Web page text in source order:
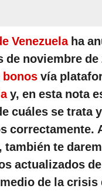
Venezuela ha
de noviembre de
bonos vía
y, en esta nota
cuáles se trata
correctamente.
te
actualizados
de la crisis